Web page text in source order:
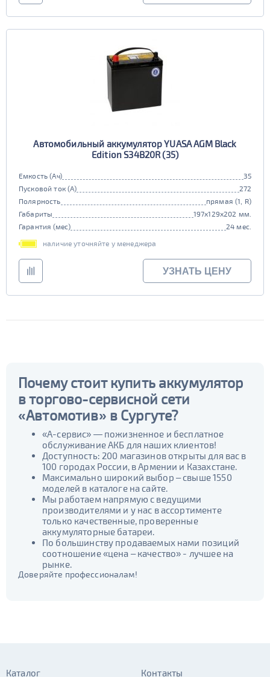
Автомобильный аккумулятор YUASA AGM Black
Edition S34B20R (35)
Емкость (Ач)
35
Пусковой ток (А)
272
Полярность
прямая (1, R)
Габариты
197x129x202 мм.
Гарантия (мес)
24 мес.
наличие уточняйте у менеджера
УЗНАТЬ ЦЕНУ
Почему стоит купить аккумулятор
в торгово-сервисной сети
«Автомотив» в Сургуте?
«А-сервис» — пожизненное и бесплатное
обслуживание АКБ для наших клиентов!
Доступность: 200 магазинов открыты для вас в
100 городах России, в Армении и Казахстане.
Максимально широкий выбор – свыше 1550
моделей в каталоге на сайте.
Мы работаем напрямую с ведущими
производителями и у нас в ассортименте
только качественные, проверенные
аккумуляторные батареи.
По большинству продаваемых нами позиций
соотношение «цена – качество» - лучшее на
рынке.
Доверяйте профессионалам!
Каталог Контакты